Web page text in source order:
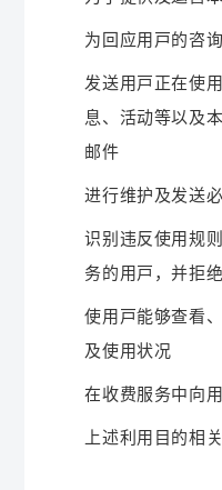
为回应用户的咨
发送用户正在使
息、活动等以及
邮件
进行维护及发送
识别违反使用规
务的用户，并拒
使用户能够查看
及使用状况
在收费服务中向
上述利用目的相